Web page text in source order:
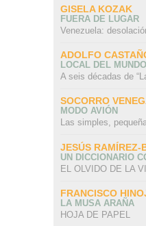
GISELA KOZAK
FUERA DE LUGAR
Venezuela:
ADOLFO
LOCAL DEL MUNDO
A seis décadas de
SOCORRO
MODO AVIÓN
Las simples,
JESÚS RAMÍREZ-
UN DICCIONARIO
EL OLVIDO DE LA
FRANCISCO
LA MUSA ARAÑA
HOJA DE PAPEL